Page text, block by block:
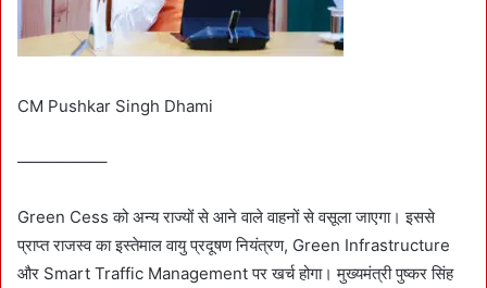
CM Pushkar Singh Dhami
—————–
Green Cess को अन्य राज्यों से आने वाले वाहनों से वसूला जाएगा। इससे
प्राप्त राजस्व का इस्तेमाल वायु प्रदूषण नियंत्रण, Green Infrastructure
और Smart Traffic Management पर खर्च होगा। मुख्यमंत्री पुष्कर सिंह